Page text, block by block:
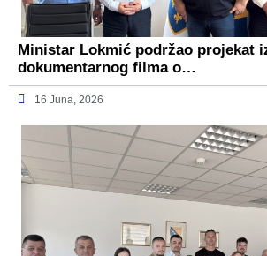
Ministar Lokmić podržao projekat
dokumentarnog filma o…
16 Juna, 2026